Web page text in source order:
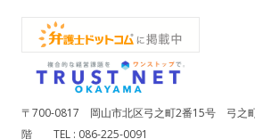
〒700-0817 岡山市北区弓之町2番15号 弓之
階 TEL : 086-225-0091